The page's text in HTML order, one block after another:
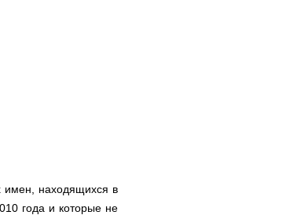
имен, находящихся в
года и которые не